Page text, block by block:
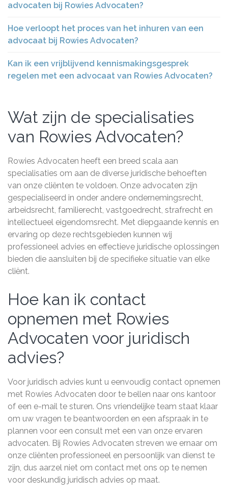
advocaten bij Rowies Advocaten?
Hoe verloopt het proces van het inhuren van een
advocaat bij Rowies Advocaten?
Kan ik een vrijblijvend kennismakingsgesprek
regelen met een advocaat van Rowies Advocaten?
Wat zijn de specialisaties
van Rowies Advocaten?
Rowies Advocaten heeft een breed scala aan
specialisaties om aan de diverse juridische behoeften
van onze cliënten te voldoen. Onze advocaten zijn
gespecialiseerd in onder andere ondernemingsrecht,
arbeidsrecht, familierecht, vastgoedrecht, strafrecht en
intellectueel eigendomsrecht. Met diepgaande kennis en
ervaring op deze rechtsgebieden kunnen wij
professioneel advies en effectieve juridische oplossingen
bieden die aansluiten bij de specifieke situatie van elke
cliënt.
Hoe kan ik contact
opnemen met Rowies
Advocaten voor juridisch
advies?
Voor juridisch advies kunt u eenvoudig contact opnemen
met Rowies Advocaten door te bellen naar ons kantoor
of een e-mail te sturen. Ons vriendelijke team staat klaar
om uw vragen te beantwoorden en een afspraak in te
plannen voor een consult met een van onze ervaren
advocaten. Bij Rowies Advocaten streven we ernaar om
onze cliënten professioneel en persoonlijk van dienst te
zijn, dus aarzel niet om contact met ons op te nemen
voor deskundig juridisch advies op maat.